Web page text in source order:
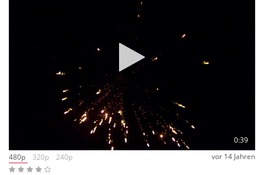
0:39
480p
320p 240p vor 14 Jahren